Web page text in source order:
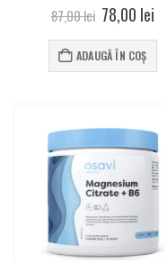
out of 5
87,00lei Prețul
inițial
a
fost:
87,00 lei.
78,00 lei
ADAUGĂ ÎN COȘ